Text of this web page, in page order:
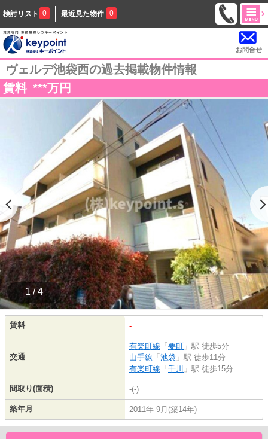
検討リスト 0 最近見た物件 0
お問合せ
ヴェルデ池袋西の過去掲載物件情報
賃料 ***万円
1 / 4
賃料 -
交通
有楽町線 「 要町 」駅 徒歩5分
山手線 「 池袋 」駅 徒歩11分
有楽町線 「 千川 」駅 徒歩15分
間取り(面積) -(-)
築年月 2011年 9月(築14年)